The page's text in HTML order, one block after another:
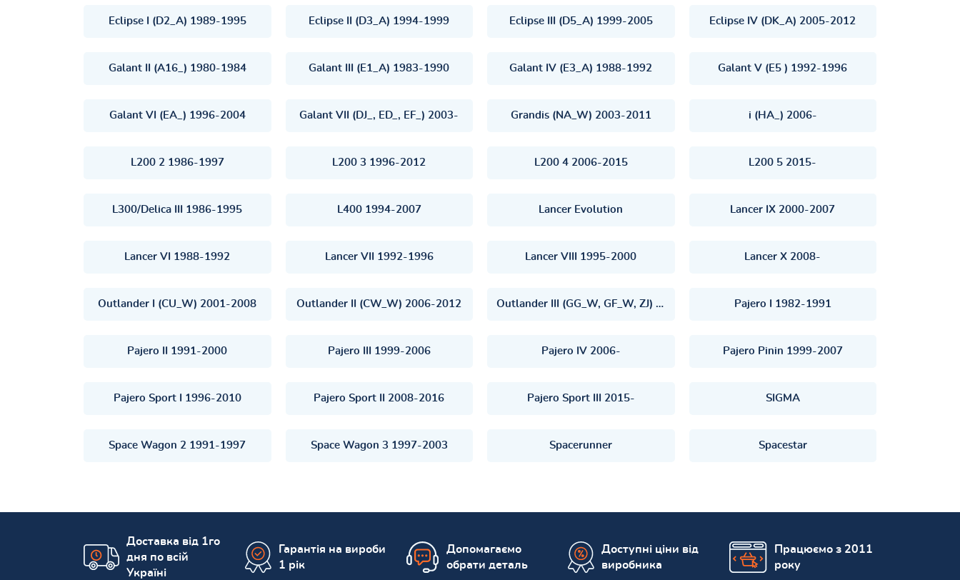
Eclipse I (D2_A) 1989-1995 Eclipse II (D3_A) 1994-1999 Eclipse III (D5_A) 1999-2005 Eclipse IV (DK_A) 2005-2012
Galant II (A16_) 1980-1984 Galant III (E1_A) 1983-1990 Galant IV (E3_A) 1988-1992 Galant V (E5 ) 1992-1996
Galant VI (EA_) 1996-2004 Galant VII (DJ_, ED_, EF_) 2003- Grandis (NA_W) 2003-2011 i (HA_) 2006-
L200 2 1986-1997 L200 3 1996-2012 L200 4 2006-2015 L200 5 2015-
L300/Delica III 1986-1995 L400 1994-2007 Lancer Evolution Lancer IX 2000-2007
Lancer VI 1988-1992 Lancer VII 1992-1996 Lancer VIII 1995-2000 Lancer X 2008-
Outlander I (CU_W) 2001-2008 Outlander II (CW_W) 2006-2012 Outlander III (GG_W, GF_W, ZJ) 2012- Pajero I 1982-1991
Pajero II 1991-2000 Pajero III 1999-2006 Pajero IV 2006- Pajero Pinin 1999-2007
Pajero Sport I 1996-2010 Pajero Sport II 2008-2016 Pajero Sport III 2015- SIGMA
Space Wagon 2 1991-1997 Space Wagon 3 1997-2003 Spacerunner Spacestar
Доставка від 1го
дня по всій
Україні
Гарантія на вироби
1 рік
Допомагаємо
обрати деталь
Доступні ціни від
виробника
Працюємо з 2011
року